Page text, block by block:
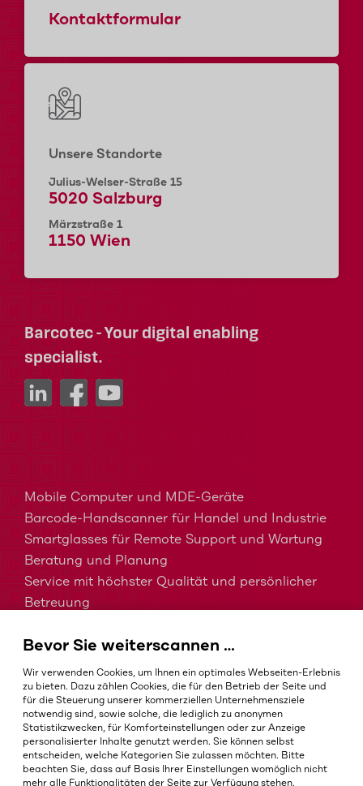
Kontaktformular
Unsere Standorte
Julius-Welser-Straße 15
5020 Salzburg
Märzstraße 1
1150 Wien
Barcotec - Your digital enabling
specialist.
Mobile Computer und MDE-Geräte
Barcode-Handscanner für Handel und Industrie
Smartglasses für Remote Support und Wartung
Beratung und Planung
Service mit höchster Qualität und persönlicher
Betreuung
Barcodes in der Intralogistik
Barcodes im Gesundheitswesen
IP-Schutzklassen – Welche ist die Richtige?
AGB
Impressum
Bevor Sie weiterscannen …
Wir verwenden Cookies, um Ihnen ein optimales Webseiten-Erlebnis
zu bieten. Dazu zählen Cookies, die für den Betrieb der Seite und
für die Steuerung unserer kommerziellen Unternehmensziele
notwendig sind, sowie solche, die lediglich zu anonymen
Statistikzwecken, für Komforteinstellungen oder zur Anzeige
personalisierter Inhalte genutzt werden. Sie können selbst
entscheiden, welche Kategorien Sie zulassen möchten. Bitte
beachten Sie, dass auf Basis Ihrer Einstellungen womöglich nicht
mehr alle Funktionalitäten der Seite zur Verfügung stehen.